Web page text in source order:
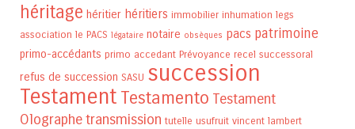
héritage héritier héritiers immobilier inhumation legs
association le PACS légataire notaire obsèques pacs patrimoine
primo-accédants primo accedant Prévoyance recel successoral
refus de succession SASU succession
Testament Testamento Testament
Olographetransmission tutelle usufruit vincent lambert